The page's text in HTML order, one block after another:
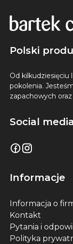
Polski
Od
pokolenia.
zapachowych
Social media
Informacje
Informacja o
Kontakt
Pytania i
Polityka